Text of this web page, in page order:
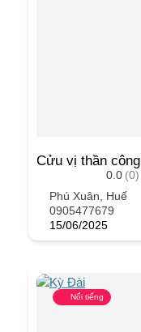
Cửu vị thần công
0.0 (0)
Phú Xuân, Huế
0905477679
15/06/2025
Nổi tiếng